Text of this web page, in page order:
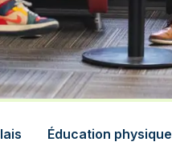
Éducation physique